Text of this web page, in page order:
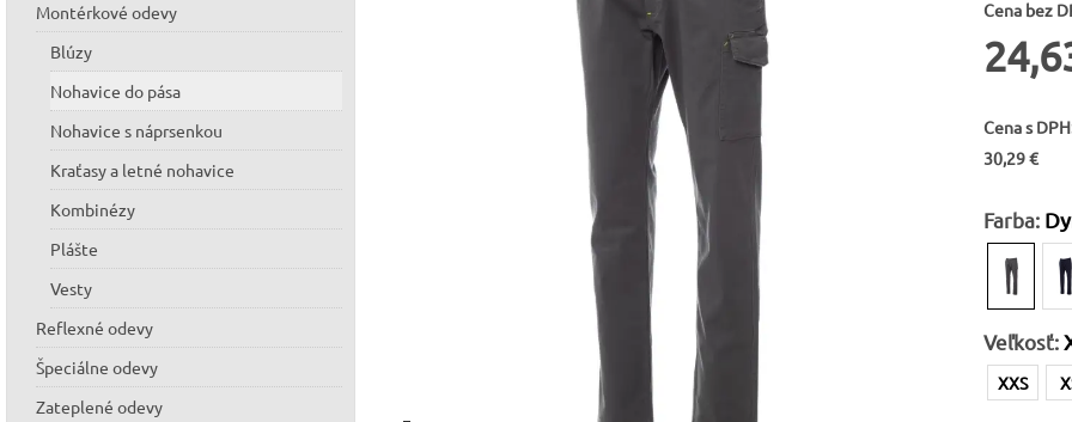
Montérkové odevy
Blúzy
Nohavice do pása
Nohavice s náprsenkou
Kraťasy a letné nohavice
Kombinézy
Plášte
Vesty
Reflexné odevy
Špeciálne odevy
Zateplené odevy
Cena bez
Cena s
30,29 €
Farba:
Veľkosť:
XXS